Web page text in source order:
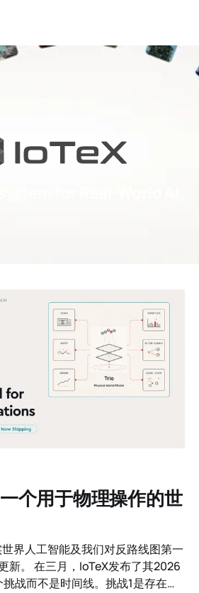
个用于物理操作的世
界人工智能及我们对反路线图第一
新。 在三月，IoTeX发布了其2026
战而不是时间线。挑战1是存在性